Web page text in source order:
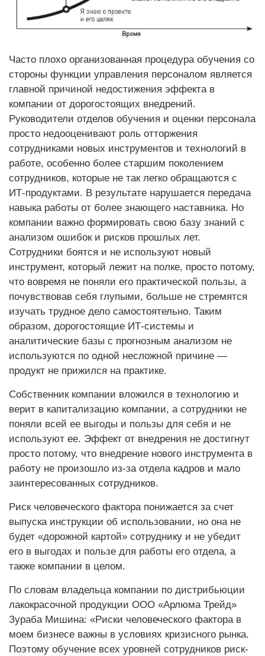
Часто плохо организованная процедура обучения со
стороны функции управления персоналом является
главной причиной недостижения эффекта в
компании от дорогостоящих внедрений.
Руководители отделов обучения и оценки персонала
просто недооценивают роль отторжения
сотрудниками новых инструментов и технологий в
работе, особенно более старшим поколением
сотрудников, которые не так легко обращаются с
ИТ-продуктами. В результате нарушается передача
навыка работы от более знающего наставника. Но
компании важно формировать свою базу знаний с
анализом ошибок и рисков прошлых лет.
Сотрудники боятся и не используют новый
инструмент, который лежит на полке, просто потому,
что вовремя не поняли его практической пользы, а
почувствовав себя глупыми, больше не стремятся
изучать трудное дело самостоятельно. Таким
образом, дорогостоящие ИТ-системы и
аналитические базы с прогнозным анализом не
используются по одной несложной причине —
продукт не прижился на практике.
Собственник компании вложился в технологию и
верит в капитализацию компании, а сотрудники не
поняли всей ее выгоды и пользы для себя и не
используют ее. Эффект от внедрения не достигнут
просто потому, что внедрение нового инструмента в
работу не произошло из-за отдела кадров и мало
заинтересованных сотрудников.
Риск человеческого фактора понижается за счет
выпуска инструкции об использовании, но она не
будет «дорожной картой» сотруднику и не убедит
его в выгодах и пользе для работы его отдела, а
также компании в целом.
По словам владельца компании по дистрибьюции
лакокрасочной продукции ООО «Арлюма Трейд»
Зураба Мишина: «Риски человеческого фактора в
моем бизнесе важны в условиях кризисного рынка.
Поэтому обучение всех уровней сотрудников риск-